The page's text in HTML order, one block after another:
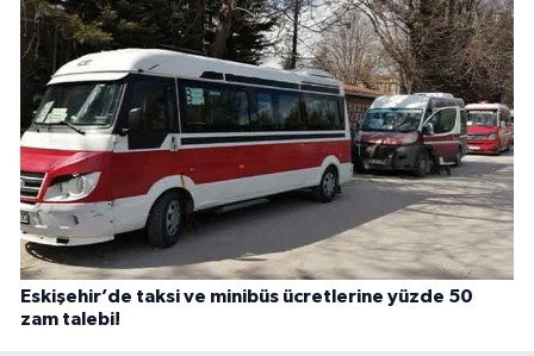
Eskişehir’de taksi ve minibüs ücretlerine yüzde 50
zam talebi!